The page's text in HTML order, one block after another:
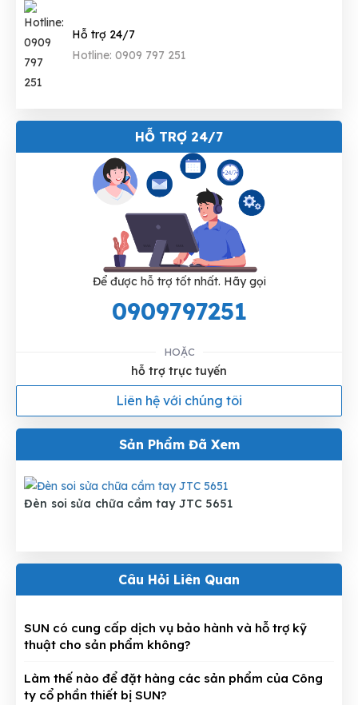
Hỗ trợ 24/7
Hotline: 0909 797 251
HỖ TRỢ 24/7
Để được hỗ trợ tốt nhất. Hãy gọi
0909797251
HOẶC
hỗ trợ trực tuyến
Liên hệ với chúng tôi
Sản Phẩm Đã Xem
Đèn soi sửa chữa cầm tay JTC 5651
Câu Hỏi Liên Quan
SUN có cung cấp dịch vụ bảo hành và hỗ trợ kỹ
thuật cho sản phẩm không?
Làm thế nào để đặt hàng các sản phẩm của Công
ty cổ phần thiết bị SUN?